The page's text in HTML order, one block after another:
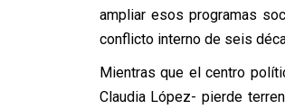
ampliar esos programas
conflicto interno de seis
Mientras que el centro
Claudia López- pierde